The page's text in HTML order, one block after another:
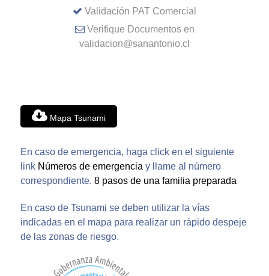
Validación PAT Comercial
Verifique Documentos en
validacion@sanantonio.cl
Mapa Tsunami
En caso de emergencia, haga click en el siguiente
link Números de emergencia y llame al número
correspondiente. 8 pasos de una familia preparada
En caso de Tsunami se deben utilizar la vías
indicadas en el mapa para realizar un rápido despeje
de las zonas de riesgo.